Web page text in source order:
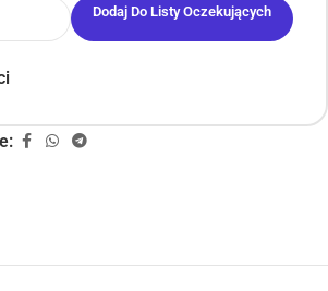
Dodaj Do Listy Oczekujących